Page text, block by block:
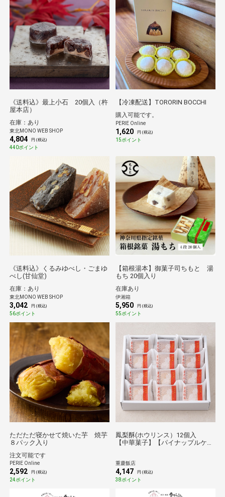
《送料込》最上小石 20個入（杵
屋本店）
在庫：あり
東北MONO WEB SHOP
4,804 円 (税込)
440ポイント
【冷凍配送】TORORIN BOCCHI
購入可能です。
PERIE Online
1,620 円 (税込)
15ポイント
《送料込》くるみゆべし・ごまゆ
べし(甘仙堂)
在庫：あり
東北MONO WEB SHOP
3,042 円 (税込)
56ポイント
【箱根湯本】御菓子司ちもと 湯
もち 20個入り
在庫あり
伊湘箱
5,950 円 (税込)
55ポイント
ただただ寝かせて焼いた芋 焼芋
８パック入り
注文可能です
PERIE Online
2,592 円 (税込)
24ポイント
鳳梨酥(ホウリンス）12個入
【中華菓子】【パイナップルケー
重慶飯店
4,147 円 (税込)
38ポイント